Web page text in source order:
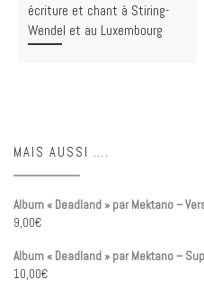
écriture et chant à Stiring-
Wendel et au Luxembourg
MAIS AUSSI ….
Album « Deadland » par Mektano –
9,00€
Album « Deadland » par Mektano –
10,00€